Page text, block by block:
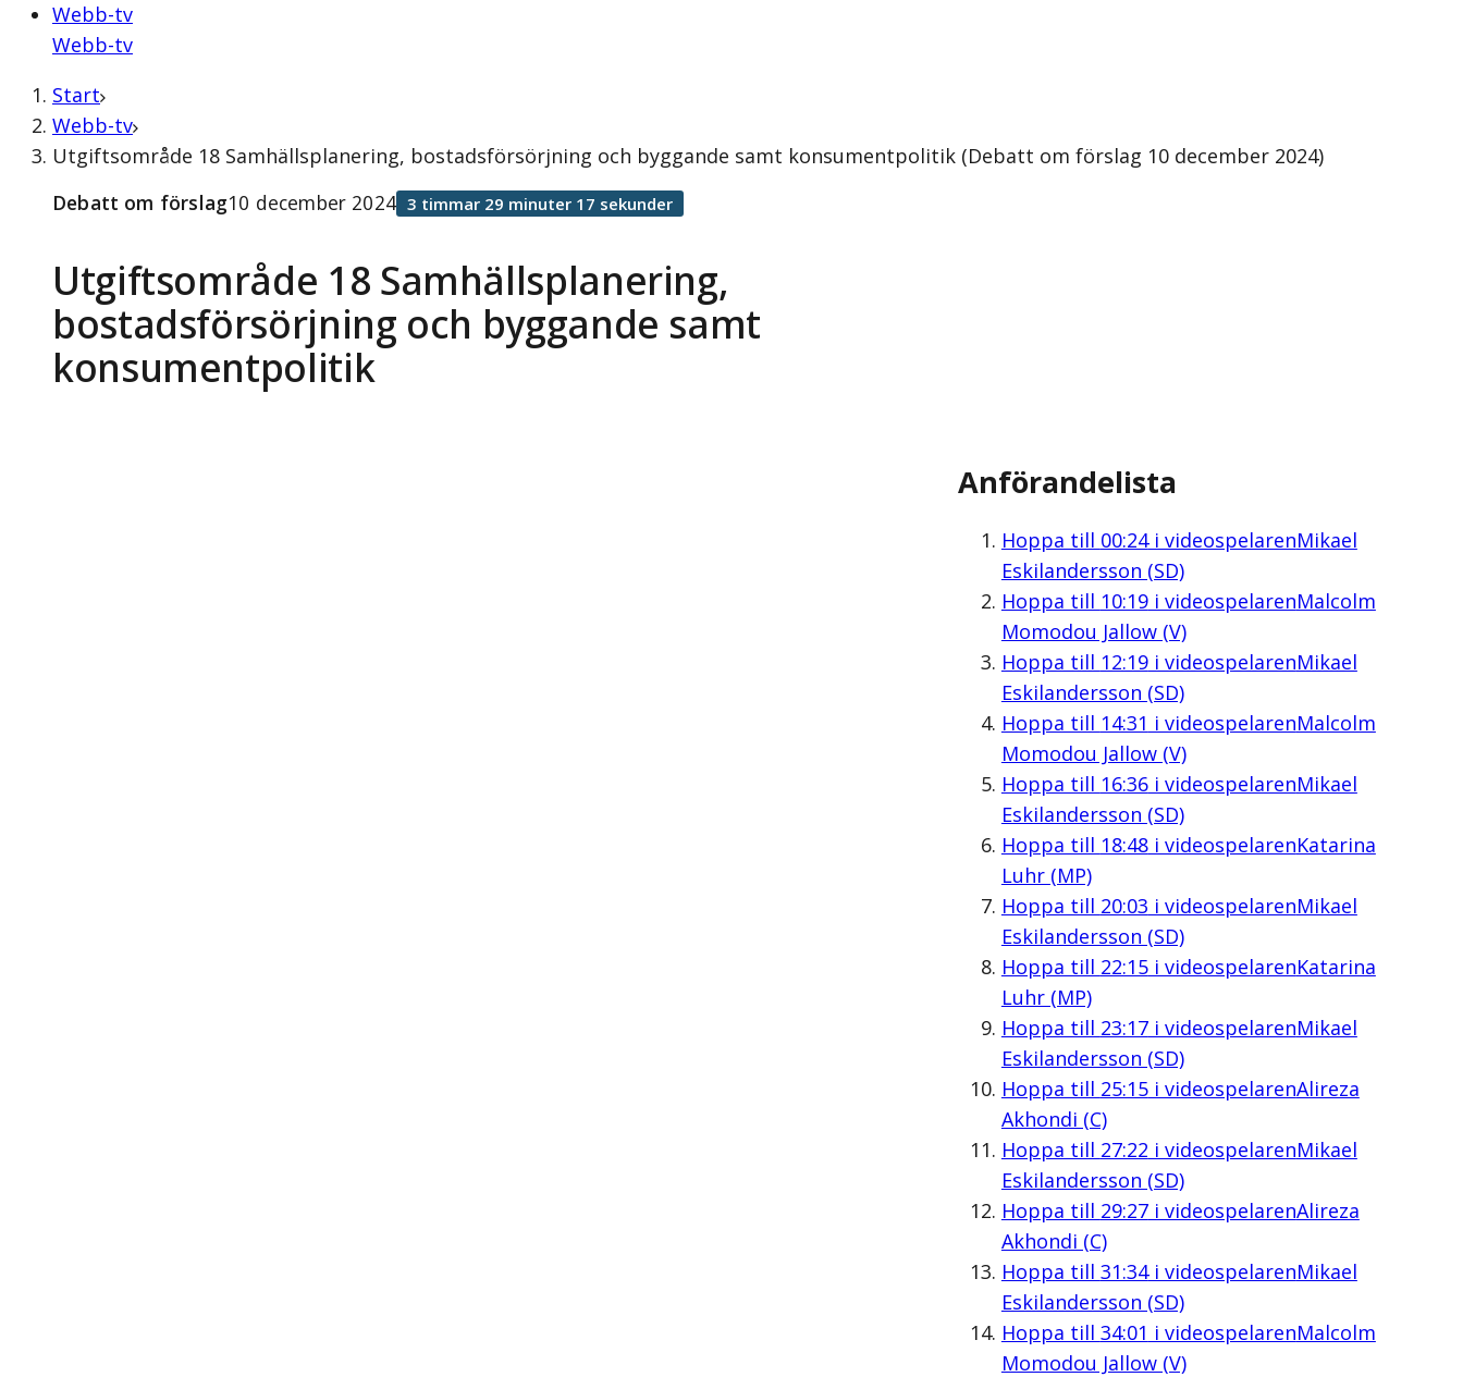
Webb-tv
Webb-tv
Start
Webb-tv
Utgiftsområde 18 Samhällsplanering, bostadsförsörjning och byggande samt konsumentpolitik (Debatt om förslag 10 december 2024)
Utgiftsområde 18 Samhällsplanering,
bostadsförsörjning och byggande samt
konsumentpolitik
Debatt om förslag10 december 2024 3 timmar 29 minuter 17 sekunder
Anförandelista
Hoppa till 00:24i videospelarenMikael
Eskilandersson (SD)
Hoppa till 10:19i videospelarenMalcolm
Momodou Jallow (V)
Hoppa till 12:19i videospelarenMikael
Eskilandersson (SD)
Hoppa till 14:31 i videospelarenMalcolm
Momodou Jallow (V)
Hoppa till 16:36i videospelarenMikael
Eskilandersson (SD)
Hoppa till 18:48i videospelarenKatarina
Luhr (MP)
Hoppa till 20:03 i videospelarenMikael
Eskilandersson (SD)
Hoppa till 22:15i videospelarenKatarina
Luhr (MP)
Hoppa till 23:17i videospelarenMikael
Eskilandersson (SD)
Hoppa till 25:15i videospelarenAlireza
Akhondi (C)
Hoppa till 27:22 i videospelarenMikael
Eskilandersson (SD)
Hoppa till 29:27i videospelarenAlireza
Akhondi (C)
Hoppa till 31:34i videospelarenMikael
Eskilandersson (SD)
Hoppa till 34:01 i videospelarenMalcolm
Momodou Jallow (V)